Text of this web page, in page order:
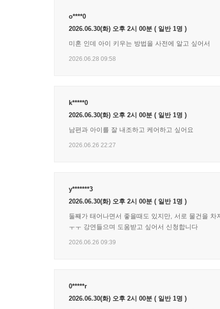
둘째 아이는 언제나 서럽다. 태어나자마자 이유
순간부터 단 한 번도 부모의 관심과 사랑을 독
경쟁하며 이길 수 없다는 열등감과 이기고 싶다는
욕구를 느낀다.
상실감을 이해하고 보듬어주는 것이다. 가족 사이
첫째라서 소중한, 둘째라서 더 잘해보고 싶은 부모
화내고 돌아서서 후회하지 않도록, 큰소리 내지 않
부모는 아이가 행복한 인생을 살 수 있도록 올
아이에게 꼭 맞는 사랑과 둘째 아이에게 필요
태어나자마자 앞선 경쟁자를 마주한 둘째 아이
o****0
2026.06.30(화) 오후 2시 00분 ( 일반 1명 )
미혼 인데 아이 키우는 방법을 사전에 알고 싶어서
2026.06.28 09:58
k*****0
2026.06.30(화) 오후 2시 00분 ( 일반 1명 )
남편과 아이를 잘 내조하고 케어하고 싶어요
2026.06.26 22:27
y*******3
2026.06.30(화) 오후 2시 00분 ( 일반 1명 )
둘째가 태어나면서 좋을때도 있지만, 서로 물건을
ㅜㅜ 강연들으며 도움받고 싶어서 신청합니다
2026.06.26 09:39
0*****r
2026.06.30(화) 오후 2시 00분 ( 일반 1명 )